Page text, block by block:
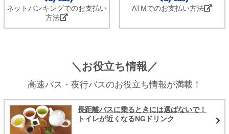
ネットバンキングでのお支払い
方法
ATMでのお支払い方法
＼お役立ち情報／
高速バス・夜行バスのお役立ち情報が満載！
長距離バスに乗るときには選ばないで！
トイレが近くなるNGドリンク